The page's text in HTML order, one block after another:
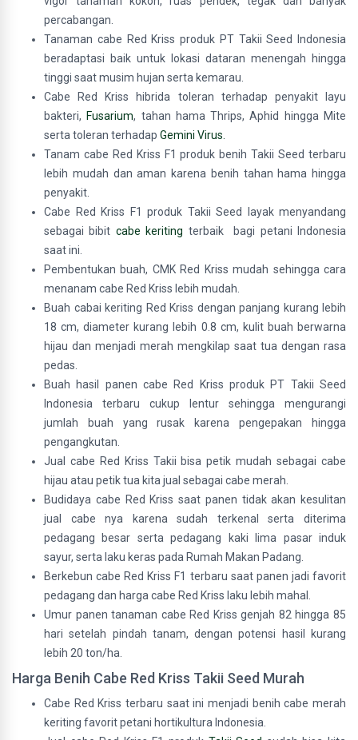
percabangan.
Tanaman cabe Red Kriss produk PT Takii Seed Indonesia
beradaptasi baik untuk lokasi dataran menengah hingga
tinggi saat musim hujan serta kemarau.
Cabe Red Kriss hibrida toleran terhadap penyakit layu
bakteri, Fusarium, tahan hama Thrips, Aphid hingga Mite
serta toleran terhadap Gemini Virus.
Tanam cabe Red Kriss F1 produk benih Takii Seed terbaru
lebih mudah dan aman karena benih tahan hama hingga
penyakit.
Cabe Red Kriss F1 produk Takii Seed layak menyandang
sebagai bibit cabe keriting terbaik bagi petani Indonesia
saat ini.
Pembentukan buah, CMK Red Kriss mudah sehingga cara
menanam cabe Red Kriss lebih mudah.
Buah cabai keriting Red Kriss dengan panjang kurang lebih
18 cm, diameter kurang lebih 0.8 cm, kulit buah berwarna
hijau dan menjadi merah mengkilap saat tua dengan rasa
pedas.
Buah hasil panen cabe Red Kriss produk PT Takii Seed
Indonesia terbaru cukup lentur sehingga mengurangi
jumlah buah yang rusak karena pengepakan hingga
pengangkutan.
Jual cabe Red Kriss Takii bisa petik mudah sebagai cabe
hijau atau petik tua kita jual sebagai cabe merah.
Budidaya cabe Red Kriss saat panen tidak akan kesulitan
jual cabe nya karena sudah terkenal serta diterima
pedagang besar serta pedagang kaki lima pasar induk
sayur, serta laku keras pada Rumah Makan Padang.
Berkebun cabe Red Kriss F1 terbaru saat panen jadi favorit
pedagang dan harga cabe Red Kriss laku lebih mahal.
Umur panen tanaman cabe Red Kriss genjah 82 hingga 85
hari setelah pindah tanam, dengan potensi hasil kurang
lebih 20 ton/ha.
Harga Benih Cabe Red Kriss Takii Seed Murah
Cabe Red Kriss terbaru saat ini menjadi benih cabe merah
keriting favorit petani hortikultura Indonesia.